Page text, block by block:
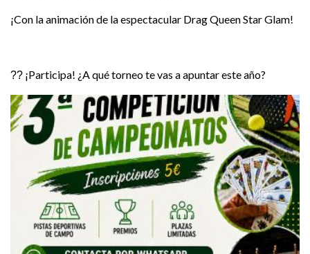
¡Con la animación de la espectacular Drag Queen Star Glam!
?? ¡Participa! ¿A qué torneo te vas a apuntar este año?